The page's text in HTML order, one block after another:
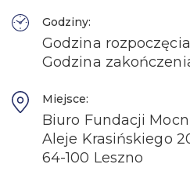
Godziny:
Godzina
Godzina
Miejsce:
Biuro Fundacji
Aleje Krasińskiego
64-100 Leszno